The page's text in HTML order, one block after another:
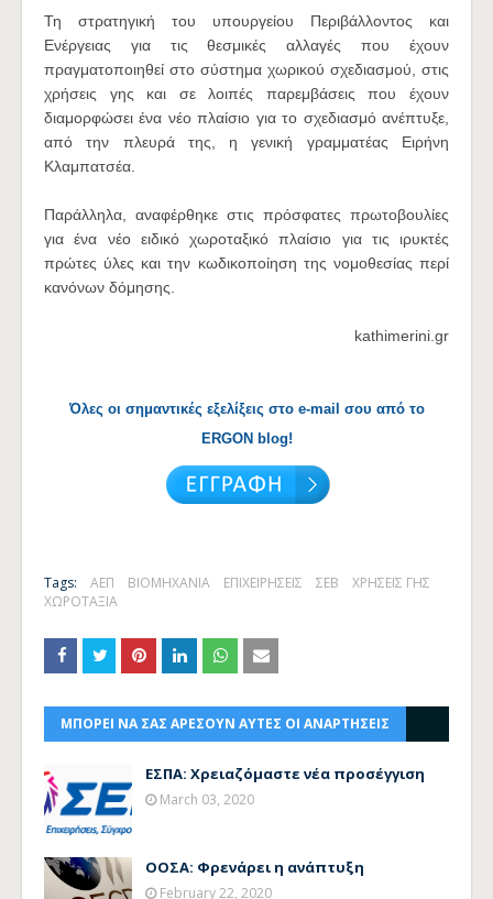
Τη στρατηγική του υπουργείου Περιβάλλοντος και
Ενέργειας για τις θεσμικές αλλαγές που έχουν
πραγματοποιηθεί στο σύστημα χωρικού σχεδιασμού, στις
χρήσεις γης και σε λοιπές παρεμβάσεις που έχουν
διαμορφώσει ένα νέο πλαίσιο για το σχεδιασμό ανέπτυξε,
από την πλευρά της, η γενική γραμματέας Ειρήνη
Κλαμπατσέα.
Παράλληλα, αναφέρθηκε στις πρόσφατες πρωτοβουλίες
για ένα νέο ειδικό χωροταξικό πλαίσιο για τις ιρυκτές
πρώτες ύλες και την κωδικοποίηση της νομοθεσίας περί
κανόνων δόμησης.
kathimerini.gr
Όλες οι σημαντικές εξελίξεις στο e-mail σου από το
ERGON blog!
Tags: ΑΕΠ ΒΙΟΜΗΧΑΝΙΑ ΕΠΙΧΕΙΡΗΣΕΙΣ ΣΕΒ
ΧΡΗΣΕΙΣ ΓΗΣ
ΧΩΡΟΤΑΞΙΑ
ΜΠΟΡΕΙ ΝΑ ΣΑΣ ΑΡΕΣΟΥΝ ΑΥΤΕΣ ΟΙ ΑΝΑΡΤΗΣΕΙΣ
ΕΣΠΑ: Χρειαζόμαστε νέα προσέγγιση
March 03, 2020
ΟΟΣΑ: Φρενάρει η ανάπτυξη
February 22, 2020